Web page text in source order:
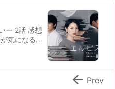
ー 2話 感想
が気になる…
 Prev